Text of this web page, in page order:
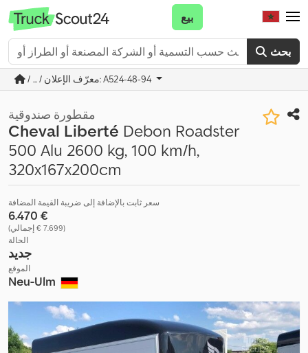
بحث
بيع
/ ... / معرّف الإعلان: A524-48-94
مقطورة صندوقية
Cheval Liberté Debon Roadster
500 Alu 2600 kg, 100 km/h,
320x167x200cm
سعر ثابت بالإضافة إلى ضريبة القيمة المضافة
‏6.470 €
(‏7.699 € إجمالي)
الحالة
جديد
الموقع
Neu-Ulm